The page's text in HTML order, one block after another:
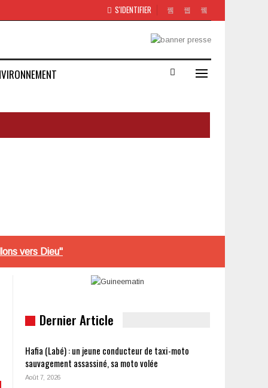
S'IDENTIFIER
vers Dieu"
Dernier Article
Hafia (Labé) : un jeune conducteur de taxi-moto
sauvagement assassiné, sa moto volée
Août 7, 2026